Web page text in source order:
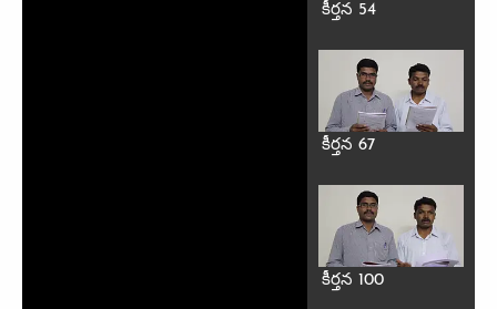
కీర్తన 54
కీర్తన 67
కీర్తన 100